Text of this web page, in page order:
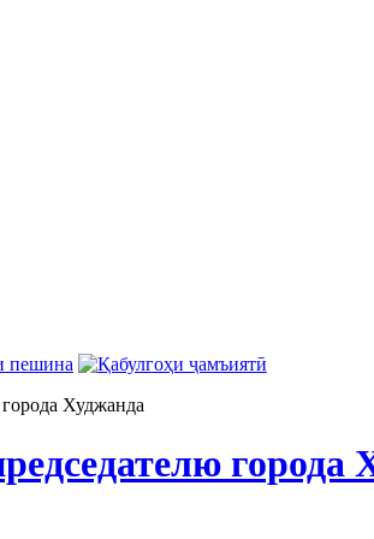
Худжанда
города